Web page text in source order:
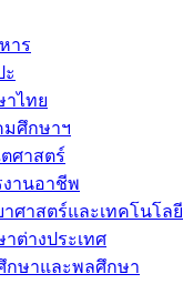
าร
ไทย
มศึกษาฯ
ศาสตร์
านอาชีพ
ศาสตร์และเทคโนโลยี
ต่างประเทศ
กษาและพลศึกษา